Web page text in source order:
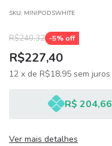
SKU: MINIPODSWHITE
R$240,32 -5% off
R$227,40
12 x de R$18,95 sem juros
R$ 204,66
Ver mais detalhes